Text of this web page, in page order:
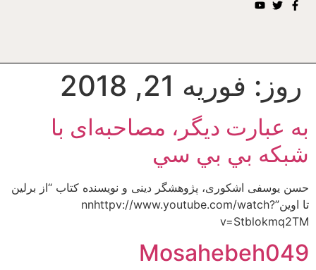
روز: فوریه 21, 2018
به عبارت ديگر، مصاحبه‌اى با
شبكه بي بي سي
حسن یوسفی اشکوری، پژوهشگر دینی و نویسنده کتاب “از برلین
تا اوین”nnhttpv://www.youtube.com/watch?
v=Stblokmq2TM
Mosahebeh049